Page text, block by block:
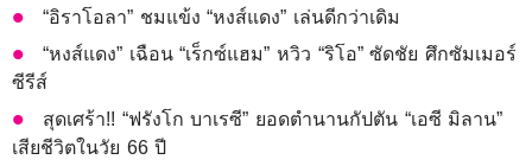
“อิราโอลา” ชมแข้ง “หงส์แดง” เล่นดีกว่าเดิม
“หงส์แดง” เฉือน “เร็กซ์แฮม” หวิว “ริโอ” ซัดชัย ศึกซัมเมอร์
ซีรีส์
สุดเศร้า!! “ฟรังโก บาเรซี” ยอดตำนานกัปตัน “เอซี มิลาน”
เสียชีวิตในวัย 66 ปี